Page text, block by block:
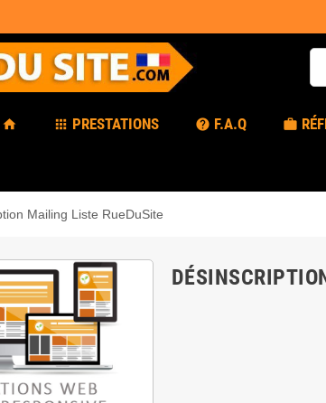
home apps PRESTATIONS help F.A.Q work
Mailing Liste RueDuSite